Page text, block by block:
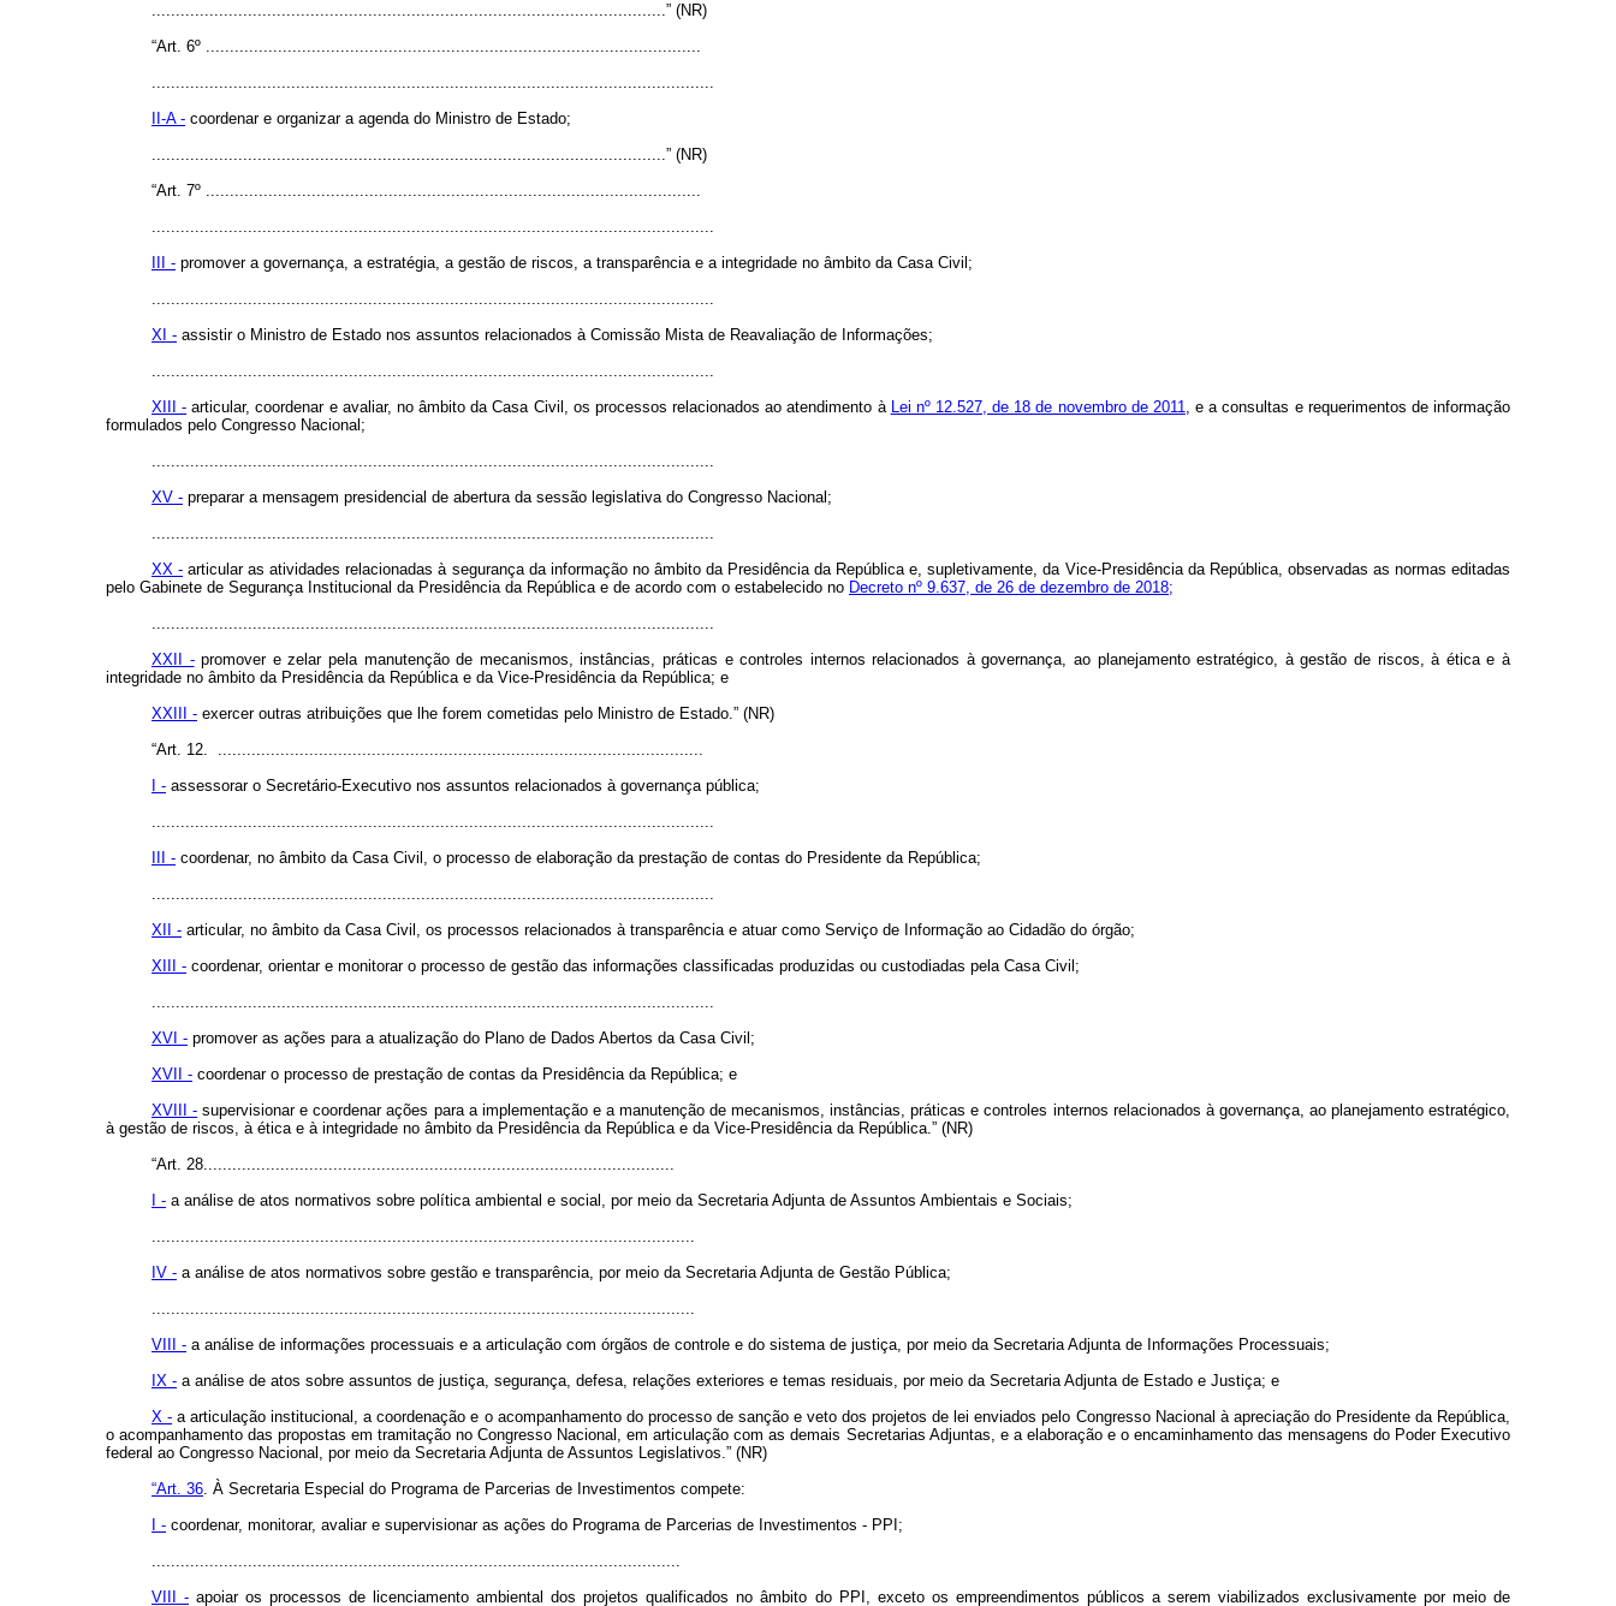
...........................................................................................................” (NR)
“Art. 6º .......................................................................................................
.....................................................................................................................
II-A - coordenar e organizar a agenda do Ministro de Estado;
...........................................................................................................” (NR)
“Art. 7º .......................................................................................................
.....................................................................................................................
III - promover a governança, a estratégia, a gestão de riscos, a transparência e a integridade no âmbito da Casa Civil;
.....................................................................................................................
XI - assistir o Ministro de Estado nos assuntos relacionados à Comissão Mista de Reavaliação de Informações;
.....................................................................................................................
XIII - articular, coordenar e avaliar, no âmbito da Casa Civil, os processos relacionados ao atendimento à Lei nº 12.527, de 18 de novembro de 2011, e a consultas e requerimentos de informação
formulados pelo Congresso Nacional;
.....................................................................................................................
XV - preparar a mensagem presidencial de abertura da sessão legislativa do Congresso Nacional;
.....................................................................................................................
XX - articular as atividades relacionadas à segurança da informação no âmbito da Presidência da República e, supletivamente, da Vice-Presidência da República, observadas as normas editadas
pelo Gabinete de Segurança Institucional da Presidência da República e de acordo com o estabelecido no Decreto nº 9.637, de 26 de dezembro de 2018;
.....................................................................................................................
XXII -promover e zelar pela manutenção de mecanismos, instâncias, práticas e controles internos relacionados à governança, ao planejamento estratégico, à gestão de riscos, à ética e à
integridade no âmbito da Presidência da República e da Vice-Presidência da República; e
XXIII - exercer outras atribuições que lhe forem cometidas pelo Ministro de Estado.” (NR)
“Art. 12. .....................................................................................................
I - assessorar o Secretário-Executivo nos assuntos relacionados à governança pública;
.....................................................................................................................
III - coordenar, no âmbito da Casa Civil, o processo de elaboração da prestação de contas do Presidente da República;
.....................................................................................................................
XII - articular, no âmbito da Casa Civil, os processos relacionados à transparência e atuar como Serviço de Informação ao Cidadão do órgão;
XIII - coordenar, orientar e monitorar o processo de gestão das informações classificadas produzidas ou custodiadas pela Casa Civil;
.....................................................................................................................
XVI - promover as ações para a atualização do Plano de Dados Abertos da Casa Civil;
XVII - coordenar o processo de prestação de contas da Presidência da República; e
XVIII - supervisionar e coordenar ações para a implementação e a manutenção de mecanismos, instâncias, práticas e controles internos relacionados à governança, ao planejamento estratégico,
à gestão de riscos, à ética e à integridade no âmbito da Presidência da República e da Vice-Presidência da República.” (NR)
“Art. 28..................................................................................................
I - a análise de atos normativos sobre política ambiental e social, por meio da Secretaria Adjunta de Assuntos Ambientais e Sociais;
.................................................................................................................
IV - a análise de atos normativos sobre gestão e transparência, por meio da Secretaria Adjunta de Gestão Pública;
.................................................................................................................
VIII - a análise de informações processuais e a articulação com órgãos de controle e do sistema de justiça, por meio da Secretaria Adjunta de Informações Processuais;
IX - a análise de atos sobre assuntos de justiça, segurança, defesa, relações exteriores e temas residuais, por meio da Secretaria Adjunta de Estado e Justiça; e
X - a articulação institucional, a coordenação e o acompanhamento do processo de sanção e veto dos projetos de lei enviados pelo Congresso Nacional à apreciação do Presidente da República,
o acompanhamento das propostas em tramitação no Congresso Nacional, em articulação com as demais Secretarias Adjuntas, e a elaboração e o encaminhamento das mensagens do Poder Executivo
federal ao Congresso Nacional, por meio da Secretaria Adjunta de Assuntos Legislativos.” (NR)
“Art. 36. À Secretaria Especial do Programa de Parcerias de Investimentos compete:
I - coordenar, monitorar, avaliar e supervisionar as ações do Programa de Parcerias de Investimentos - PPI;
..............................................................................................................
VIII - apoiar os processos de licenciamento ambiental dos projetos qualificados no âmbito do PPI, exceto os empreendimentos públicos a serem viabilizados exclusivamente por meio de